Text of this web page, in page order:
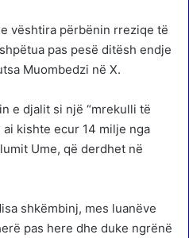
vështira përbënin rreziqe të
pas pesë ditësh endje
Muombedzi në X.
e djalit si një “mrekulli të
kishte ecur 14 milje nga
Ume, që derdhet në
shkëmbinj, mes luanëve
pas here dhe duke ngrënë